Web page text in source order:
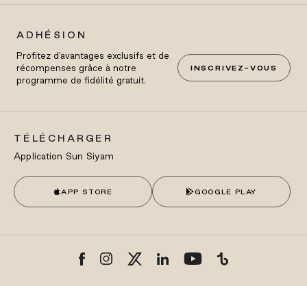
ADHÉSION
Profitez d'avantages exclusifs et de
récompenses grâce à notre
programme de fidélité gratuit.
INSCRIVEZ-VOUS
TÉLÉCHARGER
Application Sun Siyam
APP STORE GOOGLE PLAY